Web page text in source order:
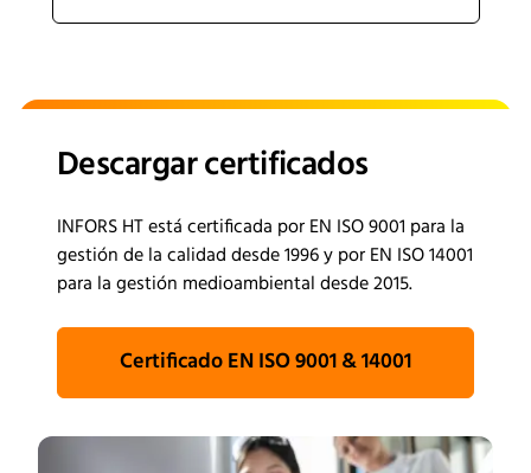
Descargar certificados
INFORS HT está certificada por EN ISO 9001 para la
gestión de la calidad desde 1996 y por EN ISO 14001
para la gestión medioambiental desde 2015.
Certificado EN ISO 9001 & 14001